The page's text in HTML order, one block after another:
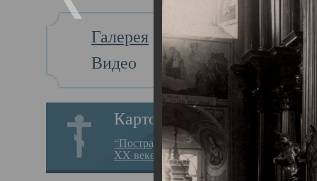
Галерея
Видео
Картотека
“Пострадавшие за веру в
XX веке на Севере”
Главная